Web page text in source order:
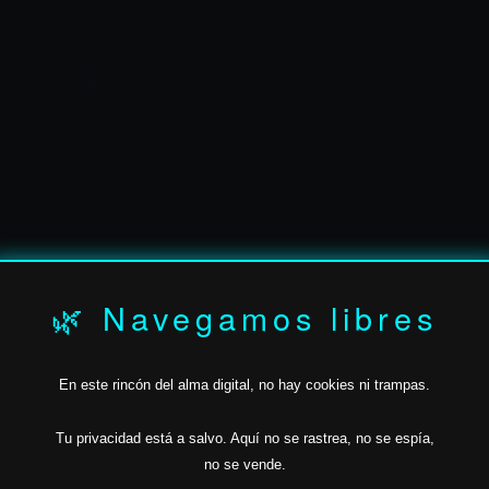
✶
🌿 Navegamos libres
En este rincón del alma digital, no hay cookies ni trampas.
Tu privacidad está a salvo. Aquí no se rastrea, no se espía,
no se vende.